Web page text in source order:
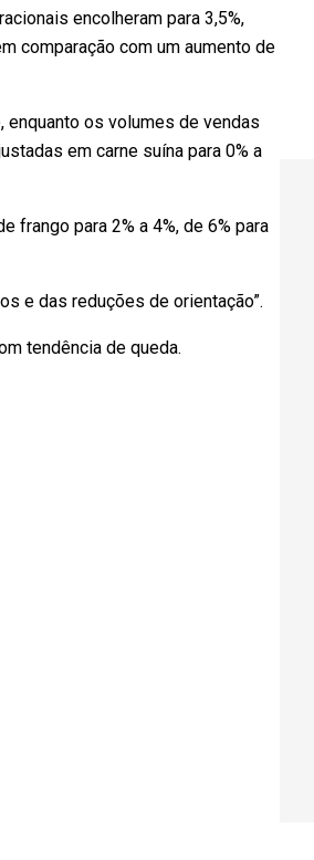
encolheram para 3,5%,
comparação com um aumento de
enquanto os volumes de vendas
em carne suína para 0% a
frango para 2% a 4%, de 6% para
e das reduções de orientação”.
tendência de queda.